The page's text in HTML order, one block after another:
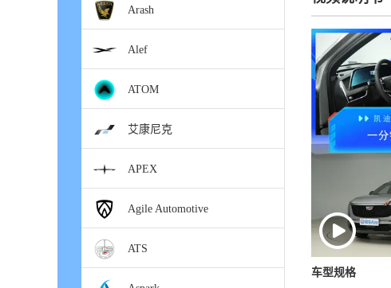
Arash
Alef
ATOM
艾康尼克
APEX
Agile Automotive
ATS
车型规格